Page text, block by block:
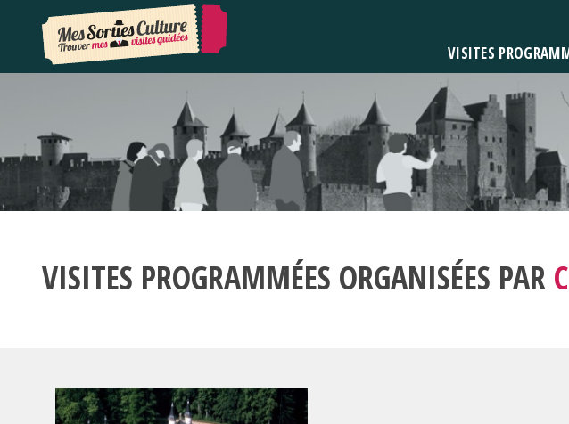
VISITES
VISITES PROGRAMMÉES ORGANISÉES PAR